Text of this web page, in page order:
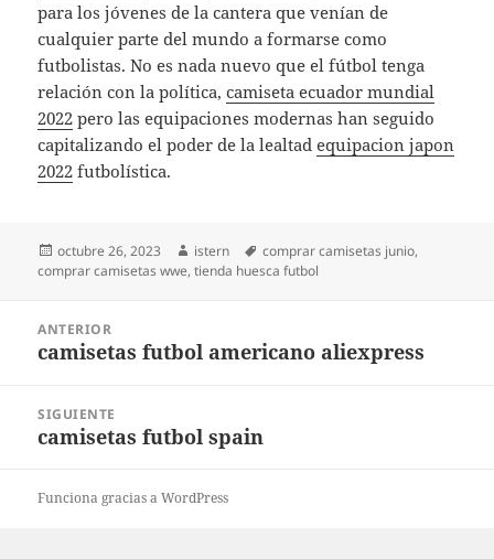
para los jóvenes de la cantera que venían de
cualquier parte del mundo a formarse como
futbolistas. No es nada nuevo que el fútbol tenga
relación con la política,camiseta ecuador mundial
2022 pero las equipaciones modernas han seguido
capitalizando el poder de la lealtadequipacion japon
2022 futbolística.
Publicado
el
octubre 26, 2023 Autor
istern Etiquetas
comprar camisetas junio,
comprar camisetas wwe,tienda huesca futbol
entradas
ANTERIOR
Entrada
camisetas futbol americano aliexpress
SIGUIENTE
Entrada
camisetas futbol spain
Funciona gracias a WordPress